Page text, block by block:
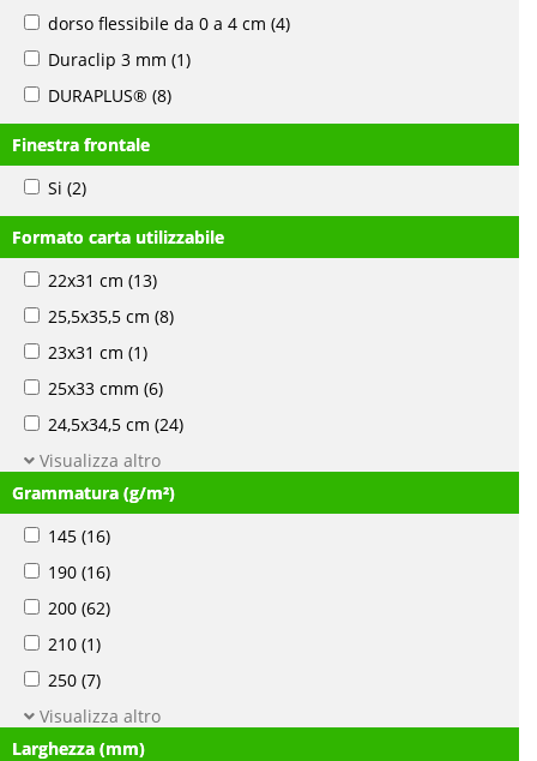
dorso flessibile da 0 a 4 cm (4)
Duraclip 3 mm (1)
DURAPLUS® (8)
Finestra frontale
Si (2)
Formato carta utilizzabile
22x31 cm (13)
25,5x35,5 cm (8)
23x31 cm (1)
25x33 cmm (6)
24,5x34,5 cm (24)
Visualizza altro
Grammatura (g/m²)
145 (16)
190 (16)
200 (62)
210 (1)
250 (7)
Visualizza altro
Larghezza (mm)